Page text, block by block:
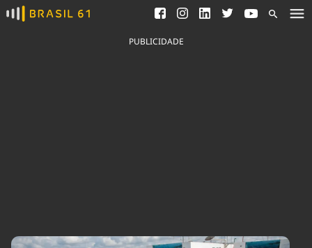
Ver todas as notícias
Saneamento
Indicadores
PUBLICIDADE